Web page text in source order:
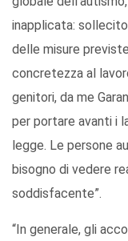
inapplicata:
delle misure
concretezza al
genitori, da me
per portare avanti i
legge. Le persone
bisogno di vedere
soddisfacente”.
“In generale, gli